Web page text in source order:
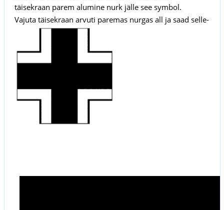
täisekraan parem alumine nurk jälle see symbol.
Vajuta täisekraan arvuti paremas nurgas all ja saad selle-